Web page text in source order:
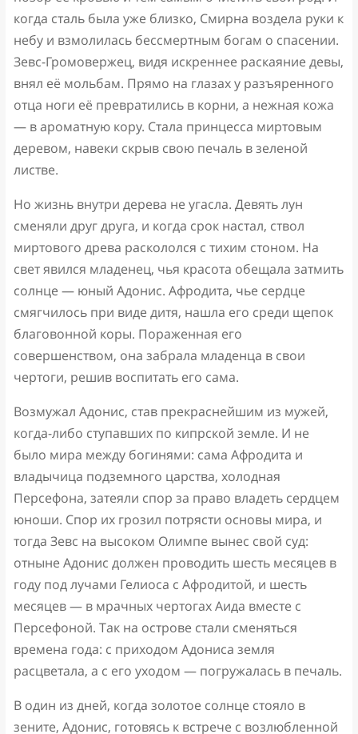
когда сталь была уже близко, Смирна воздела руки к
небу и взмолилась бессмертным богам о спасении.
Зевс-Громовержец, видя искреннее раскаяние девы,
внял её мольбам. Прямо на глазах у разъяренного
отца ноги её превратились в корни, а нежная кожа
— в ароматную кору. Стала принцесса миртовым
деревом, навеки скрыв свою печаль в зеленой
листве.
Но жизнь внутри дерева не угасла. Девять лун
сменяли друг друга, и когда срок настал, ствол
миртового древа раскололся с тихим стоном. На
свет явился младенец, чья красота обещала затмить
солнце — юный Адонис. Афродита, чье сердце
смягчилось при виде дитя, нашла его среди щепок
благовонной коры. Пораженная его
совершенством, она забрала младенца в свои
чертоги, решив воспитать его сама.
Возмужал Адонис, став прекраснейшим из мужей,
когда-либо ступавших по кипрской земле. И не
было мира между богинями: сама Афродита и
владычица подземного царства, холодная
Персефона, затеяли спор за право владеть сердцем
юноши. Спор их грозил потрясти основы мира, и
тогда Зевс на высоком Олимпе вынес свой суд:
отныне Адонис должен проводить шесть месяцев в
году под лучами Гелиоса с Афродитой, и шесть
месяцев — в мрачных чертогах Аида вместе с
Персефоной. Так на острове стали сменяться
времена года: с приходом Адониса земля
расцветала, а с его уходом — погружалась в печаль.
В один из дней, когда золотое солнце стояло в
зените, Адонис, готовясь к встрече с возлюбленной